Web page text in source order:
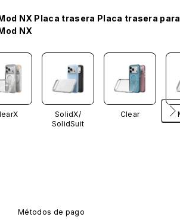
NX Placa trasera Placa trasera para
NX
SolidX/
SolidSuit
Clear
Métodos de pago